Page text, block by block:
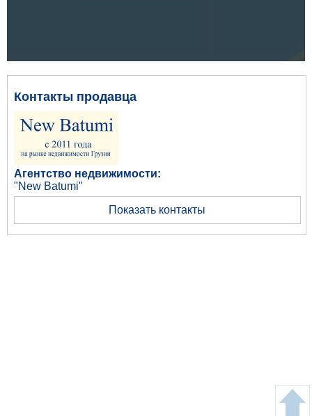
Контакты продавца
Агентство недвижимости:
"New Batumi"
Показать контакты